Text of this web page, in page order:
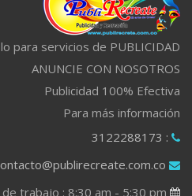
para servicios de PUBLICIDAD
ANUNCIE CON NOSOTROS
Publicidad 100% Efectiva
Para más información
: 3122288173